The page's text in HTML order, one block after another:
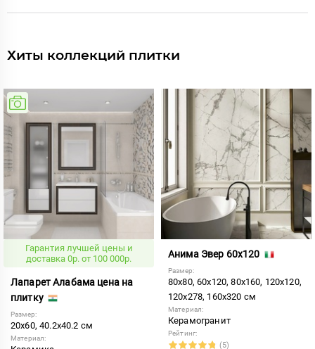
Хиты коллекций плитки
Гарантия лучшей цены и
доставка 0р. от 100 000р.
Лапарет Алабама цена на
плитку
Размер:
20x60, 40.2x40.2 см
Материал:
Анима Эвер 60x120
Размер:
80x80, 60x120, 80x160, 120x120,
120x278, 160x320 см
Материал:
Керамогранит
Рейтинг:
(5)